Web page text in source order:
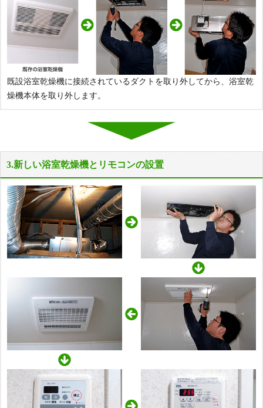
既設浴室乾燥機に接続されているダクトを取り外してから、浴室乾
燥機本体を取り外します。
3.新しい浴室乾燥機とリモコンの設置